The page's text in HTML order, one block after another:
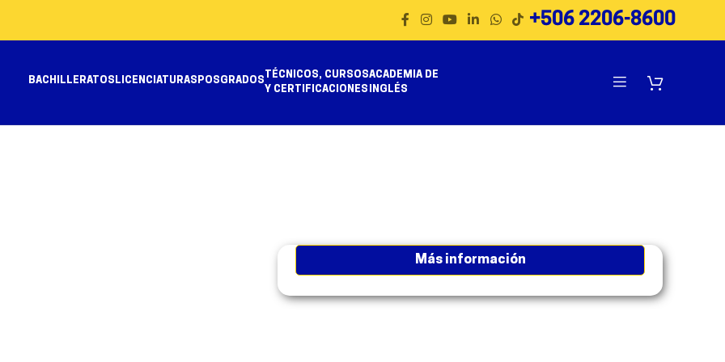
+506 2206-8600
BACHILLERATOS LICENCIATURAS POSGRADOS
TÉCNICOS, CURSOS
Y CERTIFICACIONES
ACADEMIA DE
INGLÉS
más información